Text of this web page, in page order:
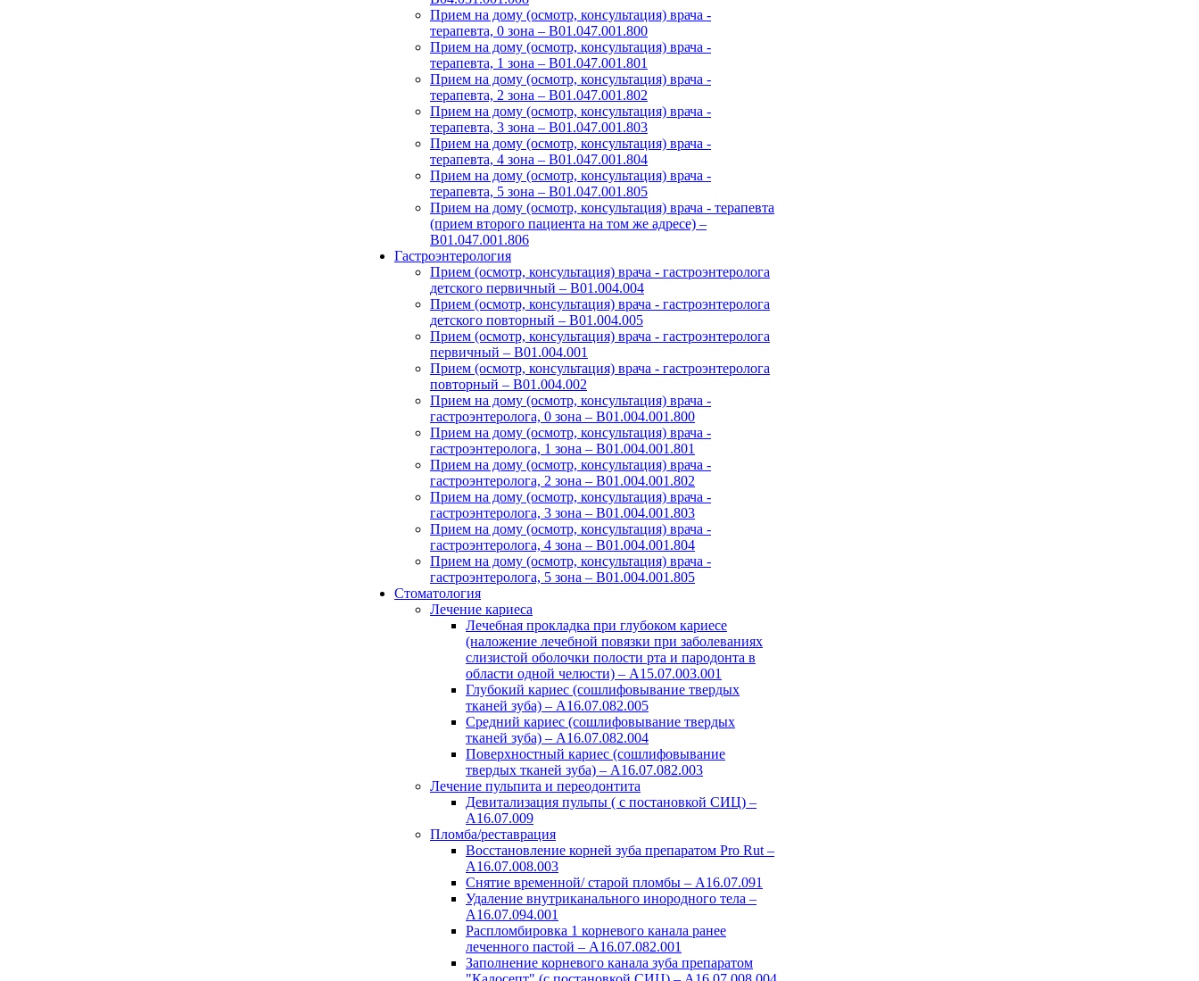
Прием на дому (осмотр, консультация) врача -
терапевта, 0 зона – В01.047.001.800
Прием на дому (осмотр, консультация) врача -
терапевта, 1 зона – В01.047.001.801
Прием на дому (осмотр, консультация) врача -
терапевта, 2 зона – В01.047.001.802
Прием на дому (осмотр, консультация) врача -
терапевта, 3 зона – В01.047.001.803
Прием на дому (осмотр, консультация) врача -
терапевта, 4 зона – В01.047.001.804
Прием на дому (осмотр, консультация) врача -
терапевта, 5 зона – В01.047.001.805
Прием на дому (осмотр, консультация) врача - терапевта
(прием второго пациента на том же адресе) –
В01.047.001.806
Гастроэнтерология
Прием (осмотр, консультация) врача - гастроэнтеролога
детского первичный – B01.004.004
Прием (осмотр, консультация) врача - гастроэнтеролога
детского повторный – B01.004.005
Прием (осмотр, консультация) врача - гастроэнтеролога
первичный – B01.004.001
Прием (осмотр, консультация) врача - гастроэнтеролога
повторный – B01.004.002
Прием на дому (осмотр, консультация) врача -
гастроэнтеролога, 0 зона – B01.004.001.800
Прием на дому (осмотр, консультация) врача -
гастроэнтеролога, 1 зона – B01.004.001.801
Прием на дому (осмотр, консультация) врача -
гастроэнтеролога, 2 зона – B01.004.001.802
Прием на дому (осмотр, консультация) врача -
гастроэнтеролога, 3 зона – B01.004.001.803
Прием на дому (осмотр, консультация) врача -
гастроэнтеролога, 4 зона – B01.004.001.804
Прием на дому (осмотр, консультация) врача -
гастроэнтеролога, 5 зона – B01.004.001.805
Стоматология
Лечение кариеса
Лечебная прокладка при глубоком кариесе
(наложение лечебной повязки при заболеваниях
слизистой оболочки полости рта и пародонта в
области одной челюсти) – A15.07.003.001
Глубокий кариес (сошлифовывание твердых
тканей зуба) – А16.07.082.005
Средний кариес (сошлифовывание твердых
тканей зуба) – А16.07.082.004
Поверхностный кариес (сошлифовывание
твердых тканей зуба) – А16.07.082.003
Лечение пульпита и переодонтита
Девитализация пульпы ( с постановкой СИЦ) –
A16.07.009
Пломба/реставрация
Восстановление корней зуба препаратом Pro Rut –
A16.07.008.003
Снятие временной/ старой пломбы – A16.07.091
Удаление внутриканального инородного тела –
A16.07.094.001
Распломбировка 1 корневого канала ранее
леченного пастой – A16.07.082.001
Заполнение корневого канала зуба препаратом